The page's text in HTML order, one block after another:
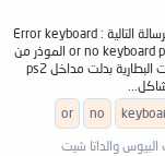
السلام عليكم ورحمة الله و بركاته مع الاقلاع تظهر الرسالة التالية : Error keyboard
or no keyboard present CMOS checksum error -Default loaded الموذر من
نوع msi ms 7097 فرغت البيوس لاكثر من مره وغيرت البطارية بدلت مداخل ps2
no
or
والداتا شيت